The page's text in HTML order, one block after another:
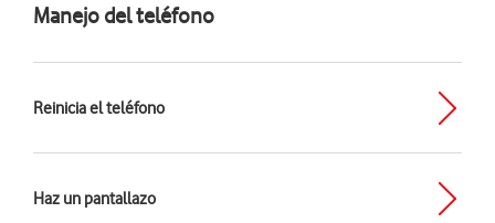
Manejo del teléfono
Reinicia el teléfono
Haz un pantallazo